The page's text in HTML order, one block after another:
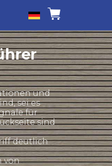
und
sei es
für
sind
deutlich
von